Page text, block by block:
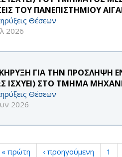
ΤΟΥ ΠΑΝΕΠΙΣΤΗΜΙΟΥ
Θέσεων
2026
ΓΙΑ ΤΗΝ ΠΡΟΣΛΗΨΗ
ΙΣΧΥΕΙ) ΣΤΟ ΤΜΗΜΑ
Θέσεων
2026
« πρώτη ‹ προηγούμενη 1